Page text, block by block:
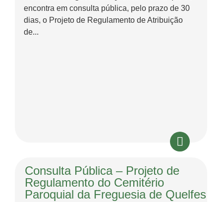
encontra em consulta pública, pelo prazo de 30
dias, o Projeto de Regulamento de Atribuição
de...
Consulta Pública – Projeto de
Regulamento do Cemitério
Paroquial da Freguesia de Quelfes